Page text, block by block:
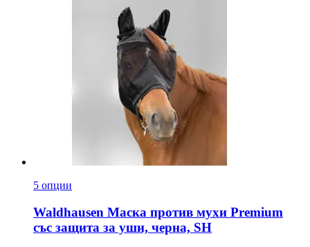
5 опции
Waldhausen Маска против мухи Premium
със защита за уши, черна, SH